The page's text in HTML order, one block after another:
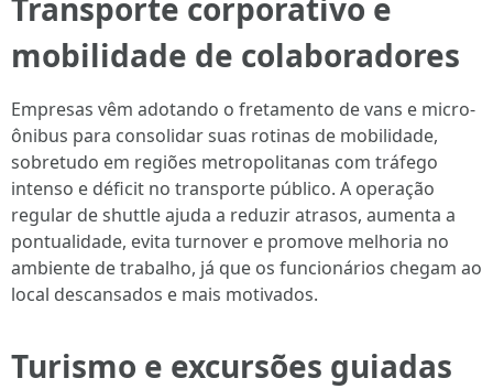
Transporte corporativo e
mobilidade de colaboradores
Empresas vêm adotando o fretamento de vans e micro-
ônibus para consolidar suas rotinas de mobilidade,
sobretudo em regiões metropolitanas com tráfego
intenso e déficit no transporte público. A operação
regular de shuttle ajuda a reduzir atrasos, aumenta a
pontualidade, evita turnover e promove melhoria no
ambiente de trabalho, já que os funcionários chegam ao
local descansados e mais motivados.
Turismo e excursões guiadas